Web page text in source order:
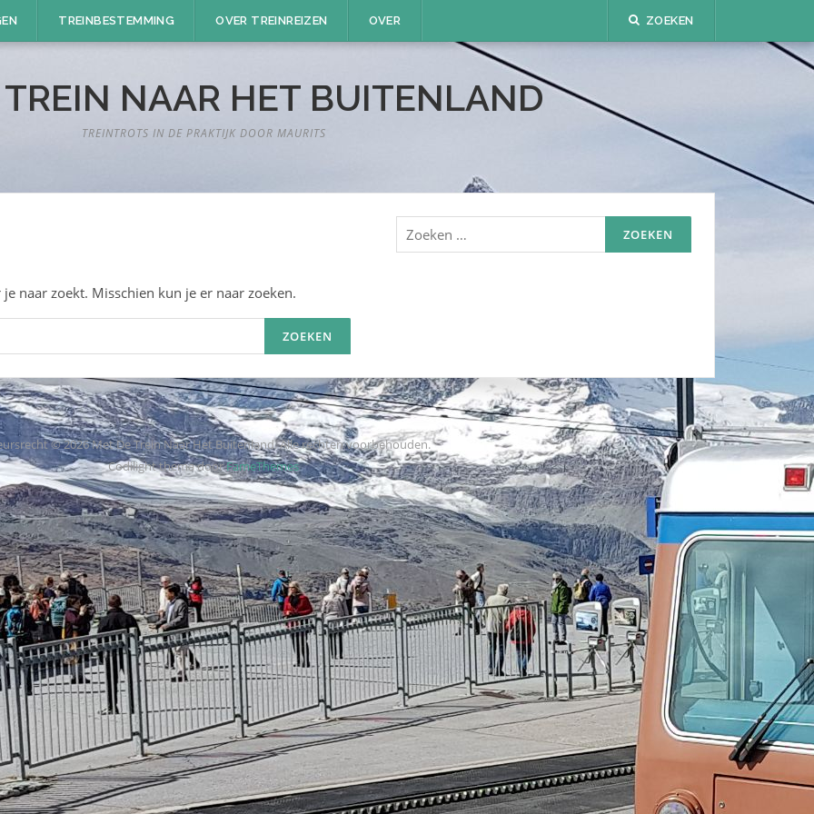
TREINBESTEMMING OVER TREINREIZEN OVER ZOEKEN
NAAR HET BUITENLAND
TREINTROTS IN DE PRAKTIJK DOOR MAURITS
naar zoekt. Misschien kun je er naar zoeken.
Zoeken
naar:
© 2026 Met De Trein Naar Het Buitenland. Alle rechten voorbehouden.
Codilight thema doorFameThemes